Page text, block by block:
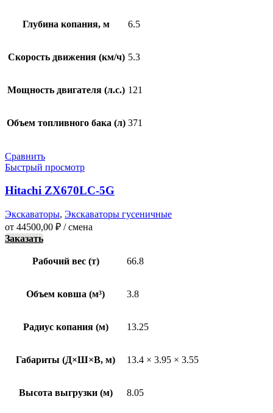
Глубина копания, м 6.5
Скорость движения (км/ч) 5.3
Мощность двигателя (л.с.) 121
Объем топливного бака (л) 371
Сравнить
Быстрый просмотр
Hitachi ZX670LC-5G
Экскаваторы, Экскаваторы гусеничные
от 44500,00 ₽ / смена
Заказать
Рабочий вес (т) 66.8
Объем ковша (м³) 3.8
Радиус копания (м) 13.25
Габариты (Д×Ш×В, м) 13.4 × 3.95 × 3.55
Высота выгрузки (м) 8.05